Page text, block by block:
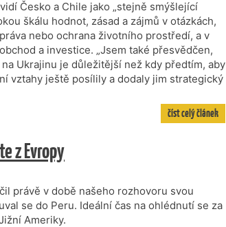
Česko a Chile jako „stejně smýšlející
škálu hodnot, zásad a zájmů v otázkách,
nebo ochrana životního prostředí, a v
a investice. „Jsem také přesvědčen,
Ukrajinu je důležitější než kdy předtím, aby
vztahy ještě posílily a dodaly jim strategický
číst celý článek
z Evropy
právě v době našeho rozhovoru svou
se do Peru. Ideální čas na ohlédnutí se za
Ameriky.